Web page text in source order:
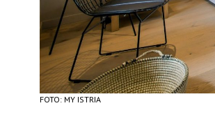
FOTO: MY ISTRIA